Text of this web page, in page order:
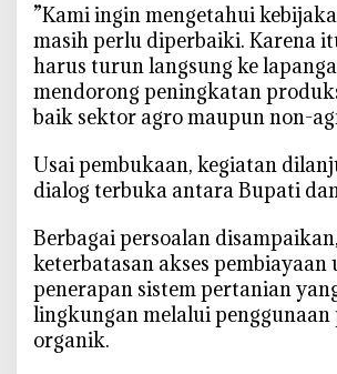
‎”Kami ingin mengetahui
masih perlu diperbaiki. Karena
harus turun langsung ke
mendorong peningkatan
baik sektor agro maupun non-
‎Usai pembukaan, kegiatan
dialog terbuka antara Bupati
‎Berbagai persoalan
keterbatasan akses pembiayaan
penerapan sistem pertanian
lingkungan melalui
organik.